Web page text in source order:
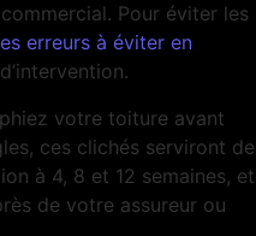
Pour éviter les
erreurs à éviter en
votre toiture avant
ces clichés serviront de
à 4, 8 et 12 semaines, et
de votre assureur ou